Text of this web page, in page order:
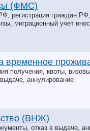
(ФМС)
регистрация граждан
миграционный учет
временное
получения, квоты,
аннулирование
(ВНЖ)
отказ в выдаче,